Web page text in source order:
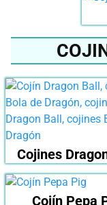
Cojines Dragon
Cojín Pepa